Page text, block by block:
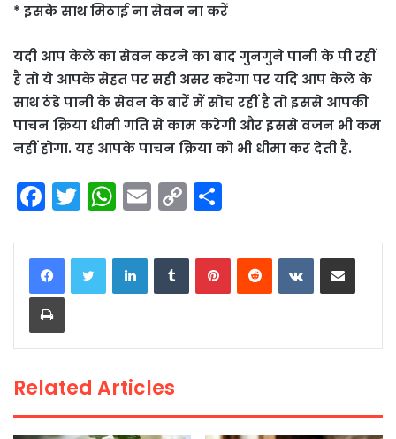
* इसके साथ मिठाई ना सेवन ना करें
यदी आप केले का सेवन करने का बाद गुनगुने पानी के पी रहीं
है तो ये आपके सेहत पर सही असर करेगा पर यदि आप केले के
साथ ठंडे पानी के सेवन के बारें में सोच रहीं है तो इससे आपकी
पाचन क्रिया धीमी गति से काम करेगी और इससे वजन भी कम
नहीं होगा. यह आपके पाचन क्रिया को भी धीमा कर देती है.
F
a
c
e
b
o
k
T
w
itt
er
W
h
a
ts
p
E
m
ai
C
o
p
n
ar
LinkedInTumblrPinterestReddit VKontakteShare via Email
Print
Related Articles